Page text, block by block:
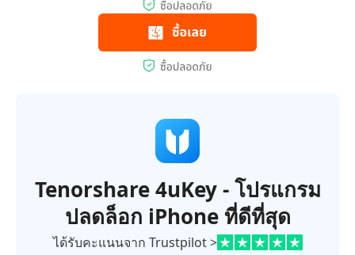
Tenorshare 4uKey - โปรแกรม
ปลดล็อก iPhone ที่ดีที่สุด
ได้รับคะแนนจาก Trustpilot >